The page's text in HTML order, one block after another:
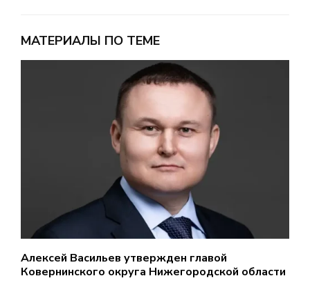
МАТЕРИАЛЫ ПО ТЕМЕ
Алексей Васильев утвержден главой
Ковернинского округа Нижегородской области